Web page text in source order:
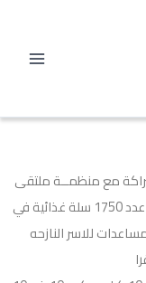
مع منظمــة ملتقى
صنــاع الحيــاة بتمويل من الاوتشا قامت بتوزيع عدد 1750 سلة غذائية في
للاسر النازحه